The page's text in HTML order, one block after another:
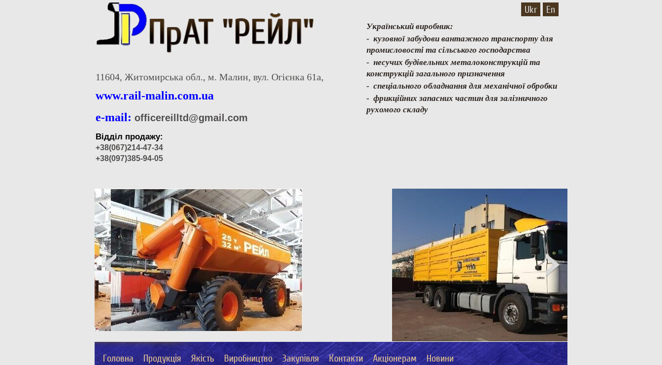
Український виробник:
- кузовної забудови вантажного транспорту для
промисловості та сільського господарства
- несучих будівельних металоконструкцій та
конструкцій загального призначення
- спеціального обладнання для механічної обробки
- фрикційних запасних частин для залізничного
рухомого складу
Ukr En
11604, Житомирська обл., м. Малин, вул. Огієнка 61а,
www.rail-malin.com.ua
e-mail: officereilltd@gmail.com
Відділ продажу:
+38(067)214-47-34
+38(097)385-94-05
Головна Продукція Якість Виробництво Закупівля Контакти Акціонерам Новини